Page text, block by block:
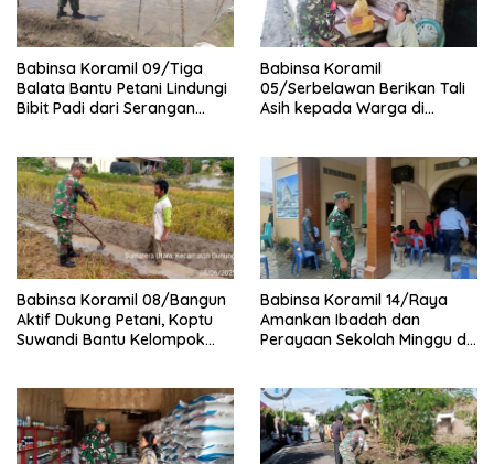
Babinsa Koramil 09/Tiga
Balata Bantu Petani Lindungi
Bibit Padi dari Serangan
Babinsa Koramil
05/Serbelawan Berikan Tali
Asih kepada Warga di
Babinsa Koramil 08/Bangun
Aktif Dukung Petani, Koptu
Suwandi Bantu Kelompok
Babinsa Koramil 14/Raya
Amankan Ibadah dan
Perayaan Sekolah Minggu di